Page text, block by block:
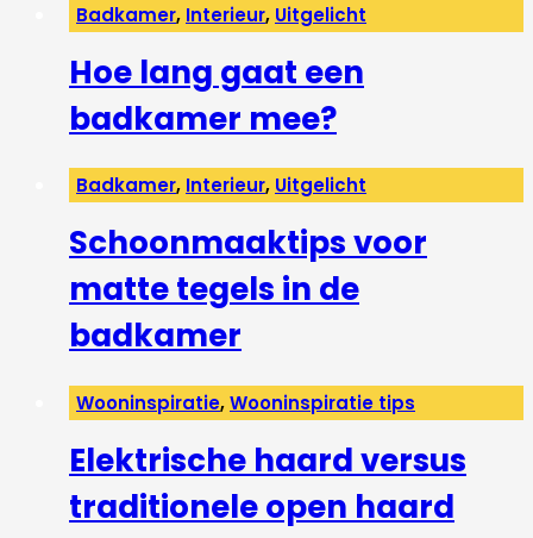
Badkamer, Interieur, Uitgelicht
Hoe lang gaat een
badkamer mee?
Badkamer, Interieur, Uitgelicht
Schoonmaaktips voor
matte tegels in de
badkamer
Wooninspiratie,Wooninspiratie tips
Elektrische haard versus
traditionele open haard